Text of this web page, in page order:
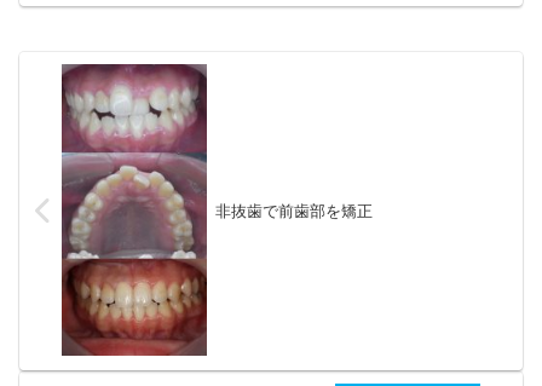
非抜歯で前歯部を矯正